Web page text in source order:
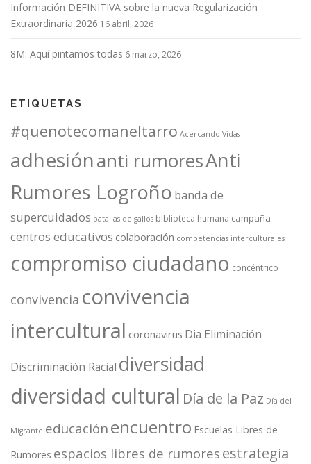
Información DEFINITIVA sobre la nueva Regularización
Extraordinaria 2026 16 abril, 2026
8M: Aquí pintamos todas 6 marzo, 2026
ETIQUETAS
#quenotecomaneltarro Acercando Vidas
adhesiónanti rumoresAnti
Rumores Logroño banda de
supercuidados batallas de gallos biblioteca humana campaña
centros educativos colaboración competencias interculturales
compromiso ciudadano concéntrico
convivencia convivencia
intercultural coronavirus Dia Eliminación
Discriminación Racial diversidad
diversidad cultural Día de la Paz Día del
Migrante educaciónencuentro Escuelas Libres de
Rumores espacios libres de rumores estrategia